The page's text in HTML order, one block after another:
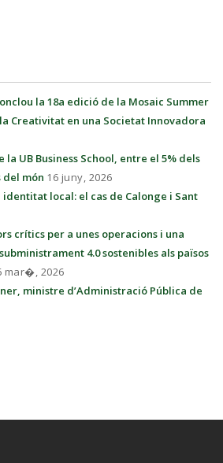
la 18a edició de la Mosaic Summer
Creativitat en una Societat Innovadora
UB Business School, entre el 5% dels
del món 16 juny, 2026
local: el cas de Calonge i Sant
crítics per a unes operacions i una
4.0 sostenibles als països
mar�, 2026
ministre d’Administració Pública de